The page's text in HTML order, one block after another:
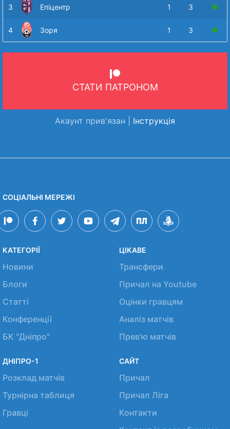
3 Епіцентр 1 3
4 Зоря 1 3
СТАТИ ПАТРОНОМ
Акаунт прив'язан | Інструкція
СОЦІАЛЬНІ МЕРЕЖІ
КАТЕГОРІЇ
Новини
Блоги
Статті
Конференції
БК "Дніпро"
ЦІКАВЕ
Трансфери
Причал на Youtube
Оцінки гравцям
Аналіз матчів
Прев'ю матчів
ДНІПРО-1
Розклад матчів
Турнірна таблиця
Гравці
САЙТ
Причал
Причал Ліга
Контакти